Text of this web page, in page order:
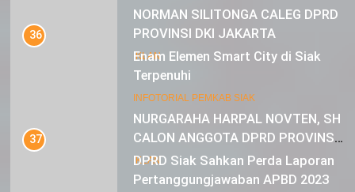
NORMAN SILITONGA CALEG DPRD
PROVINSI DKI JAKARTA
IKLAN
NURGARAHA HARPAL NOVTEN, SH
CALON ANGGOTA DPRD PROVINSI
DKI JAKARTA
IKLAN
36
Enam Elemen Smart City di Siak
Terpenuhi
INFOTORIAL PEMKAB SIAK
37
DPRD Siak Sahkan Perda Laporan
Pertanggungjawaban APBD 2023